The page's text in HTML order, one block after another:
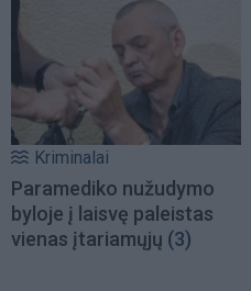
Kriminalai
Paramediko nužudymo
byloje į laisvę paleistas
vienas įtariamųjų (3)